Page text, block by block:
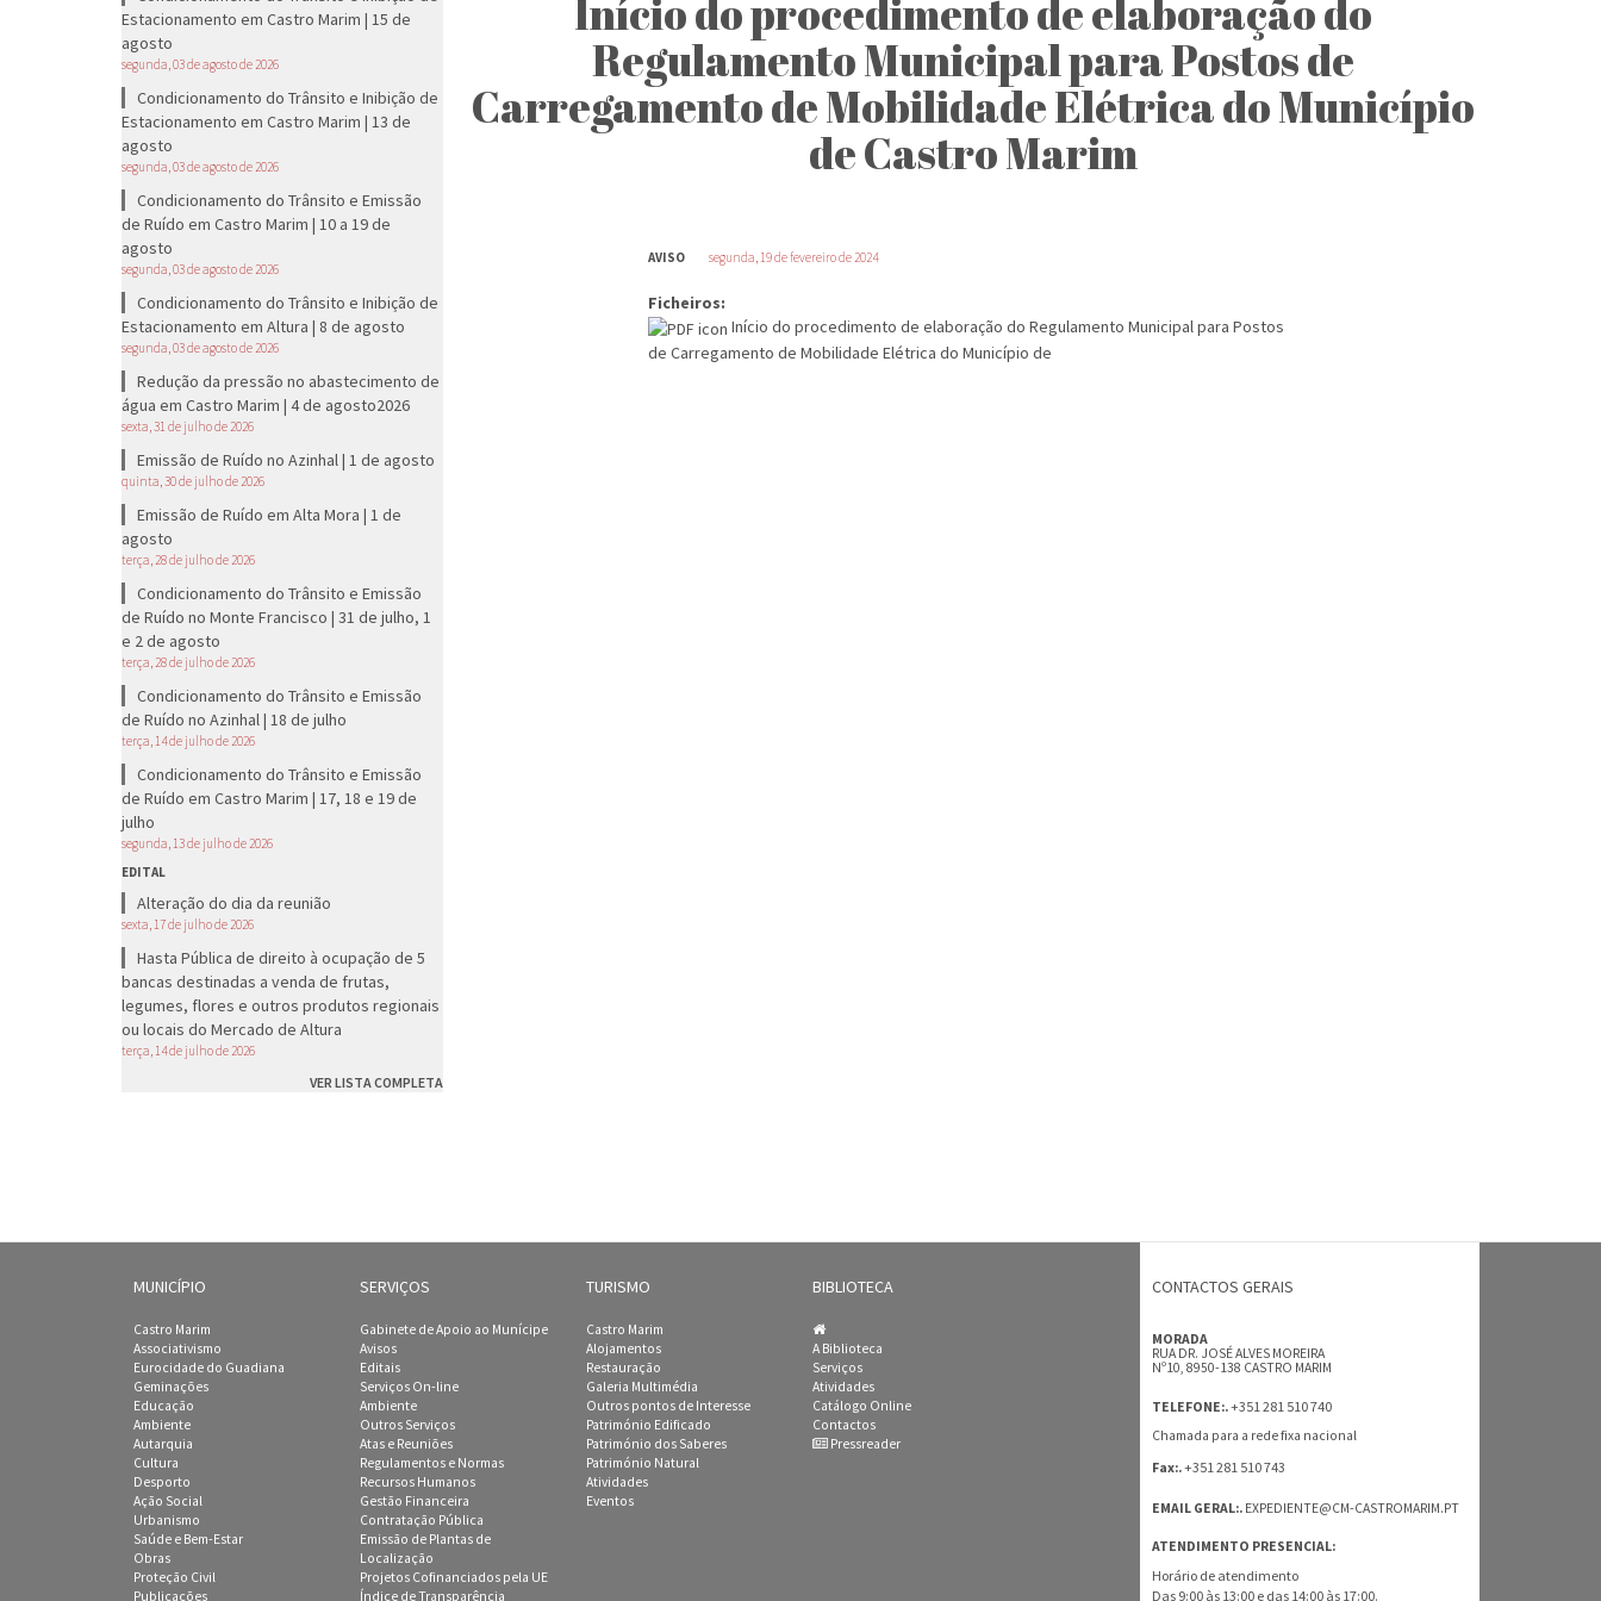
Estacionamento em Castro Marim | 15 de
agosto
segunda, 03 de agosto de 2026
Condicionamento do Trânsito e Inibição de
Estacionamento em Castro Marim | 13 de
agosto
segunda, 03 de agosto de 2026
Condicionamento do Trânsito e Emissão
de Ruído em Castro Marim | 10 a 19 de
agosto
segunda, 03 de agosto de 2026
Condicionamento do Trânsito e Inibição de
Estacionamento em Altura | 8 de agosto
segunda, 03 de agosto de 2026
Redução da pressão no abastecimento de
água em Castro Marim | 4 de agosto2026
sexta, 31 de julho de 2026
Emissão de Ruído no Azinhal | 1 de agosto
quinta, 30 de julho de 2026
Emissão de Ruído em Alta Mora | 1 de
agosto
terça, 28 de julho de 2026
Condicionamento do Trânsito e Emissão
de Ruído no Monte Francisco | 31 de julho, 1
e 2 de agosto
terça, 28 de julho de 2026
Condicionamento do Trânsito e Emissão
de Ruído no Azinhal | 18 de julho
terça, 14 de julho de 2026
Condicionamento do Trânsito e Emissão
de Ruído em Castro Marim | 17, 18 e 19 de
julho
segunda, 13 de julho de 2026
EDITAL
Alteração do dia da reunião
sexta, 17 de julho de 2026
Hasta Pública de direito à ocupação de 5
bancas destinadas a venda de frutas,
legumes, flores e outros produtos regionais
ou locais do Mercado de Altura
terça, 14 de julho de 2026
VER LISTA COMPLETA
Início do procedimento de elaboração do
Regulamento Municipal para Postos de
Carregamento de Mobilidade Elétrica do Município
de Castro Marim
AVISO segunda, 19 de fevereiro de 2024
Ficheiros:
Início do procedimento de elaboração do Regulamento Municipal para Postos
de Carregamento de Mobilidade Elétrica do Município de
MUNICÍPIO
Castro Marim
Associativismo
Eurocidade do Guadiana
Geminações
Educação
Ambiente
Autarquia
Cultura
Desporto
Ação Social
Urbanismo
Saúde e Bem-Estar
Obras
Proteção Civil
Publicações
SERVIÇOS
Gabinete de Apoio ao Munícipe
Avisos
Editais
Serviços On-line
Ambiente
Outros Serviços
Atas e Reuniões
Regulamentos e Normas
Recursos Humanos
Gestão Financeira
Contratação Pública
Emissão de Plantas de
Localização
Projetos Cofinanciados pela UE
Índice de Transparência
TURISMO
Castro Marim
Alojamentos
Restauração
Galeria Multimédia
Outros pontos de Interesse
Património Edificado
Património dos Saberes
Património Natural
Atividades
Eventos
BIBLIOTECA
A Biblioteca
Serviços
Atividades
Catálogo Online
Contactos
Pressreader
CONTACTOS GERAIS
MORADA
RUA DR. JOSÉ ALVES MOREIRA
Nº10, 8950-138 CASTRO MARIM
TELEFONE:.+351 281 510 740
Chamada para a rede fixa nacional
Fax:.+351 281 510 743
EMAIL GERAL:. EXPEDIENTE@CM-CASTROMARIM.PT
ATENDIMENTO PRESENCIAL:
Horário de atendimento
Das 9:00 às 13:00 e das 14:00 às 17:00.